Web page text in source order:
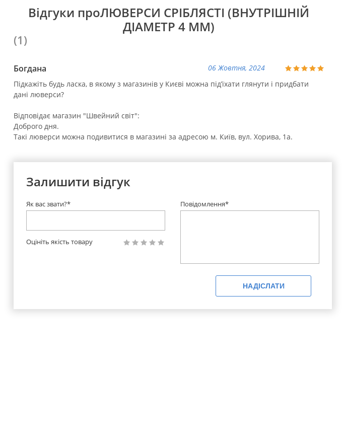
Відгуки проЛЮВЕРСИ СРІБЛЯСТІ (ВНУТРІШНІЙ
ДІАМЕТР 4 ММ)
(1)
Богдана
06 Жовтня, 2024
Підкажіть будь ласка, в якому з магазинів у Києві можна підʼїхати глянути і придбати
дані люверси?
Відповідає магазин "Швейний світ":
Доброго дня.
Такі люверси можна подивитися в магазині за адресою м. Київ, вул. Хорива, 1а.
Залишити відгук
Повідомлення*
Як вас звати?*
Оцініть якість товару
НАДІСЛАТИ